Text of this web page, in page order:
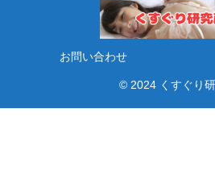
お問い合わせ
© 2024 くすぐり